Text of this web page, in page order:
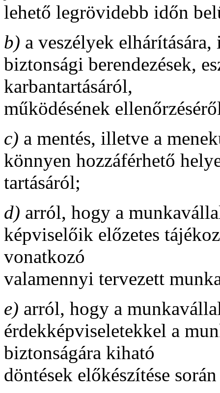
lehető legrövidebb időn
b) a veszélyek
biztonsági berendezések,
karbantartásáról,
működésének
c) a mentés, illetve a
könnyen hozzáférhető
tartásáról;
d) arról, hogy a
képviselőik előzetes
vonatkozó
valamennyi tervezett
e) arról, hogy a
érdekképviseletekkel a
biztonságára kiható
döntések előkészítése